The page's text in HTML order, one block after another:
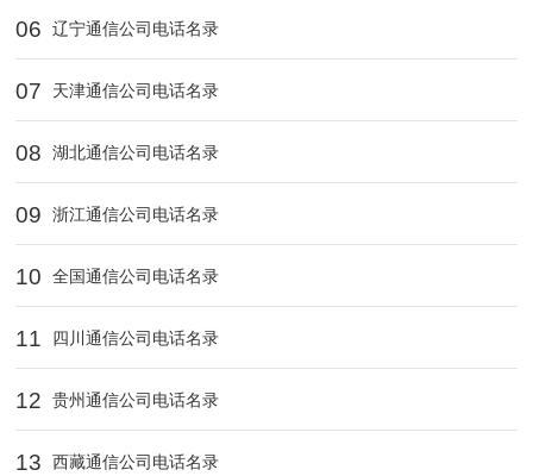
06 辽宁通信公司电话名录
07 天津通信公司电话名录
08 湖北通信公司电话名录
09 浙江通信公司电话名录
10 全国通信公司电话名录
11 四川通信公司电话名录
12 贵州通信公司电话名录
13 西藏通信公司电话名录